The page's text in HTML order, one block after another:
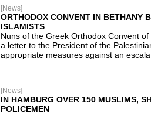
[News]
ORTHODOX CONVENT IN BETHANY
ISLAMISTS
Nuns of the Greek Orthodox Convent
a letter to the President of the
appropriate measures against an
[News]
IN HAMBURG OVER 150 MUSLIMS,
POLICEMEN